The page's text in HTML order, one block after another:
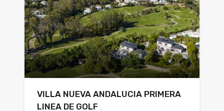
VILLA NUEVA ANDALUCIA PRIMERA
LINEA DE GOLF